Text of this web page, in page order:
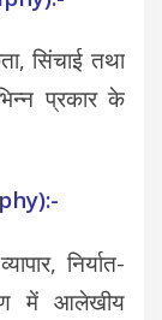
सिंचाई तथा
प्रकार के
निर्यात-
में आलेखीय